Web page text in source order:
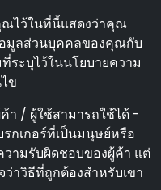
ณไว้ในที่นี้แสดงว่าคุณ
มูลส่วนบุคคลของคุณกับ
ะบุไว้ในนโยบายความ
ข
า / ผู้ใช้สามารถใช้ได้ -
กเกอร์ที่เป็นมนุษย์หรือ
วามรับผิดชอบของผู้ค้า แต่
ว่าวิธีที่ถูกต้องสําหรับเขา